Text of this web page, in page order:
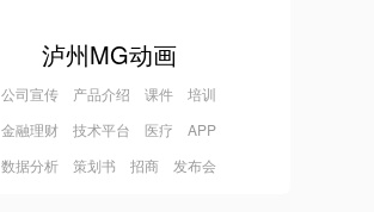
泸州MG动画
公司宣传 产品介绍 课件 培训
金融理财 技术平台 医疗 APP
数据分析 策划书 招商 发布会